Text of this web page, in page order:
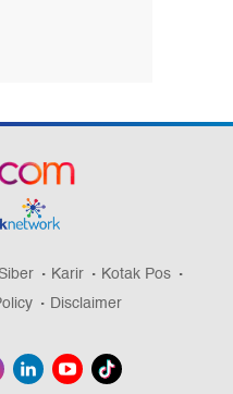
Karir
Kotak Pos
Disclaimer